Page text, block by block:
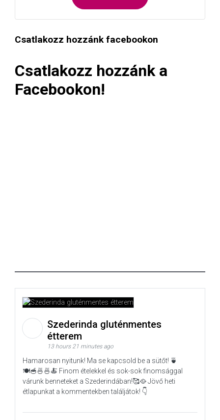
Csatlakozz hozzánk facebookon
Csatlakozz hozzánk a
Facebookon!
Szederinda gluténmentes
étterem
13 hours 21 minutes ago
Hamarosan nyitunk! Ma se kapcsold be a sütőt! 🍵
🍽️🥣🍜🍜🍝 Finom ételekkel és sok-sok finomsággal
várunk benneteket a Szederindában!🥰🥘 Jövő heti
étlapunkat a kommentekben találjátok! 👇